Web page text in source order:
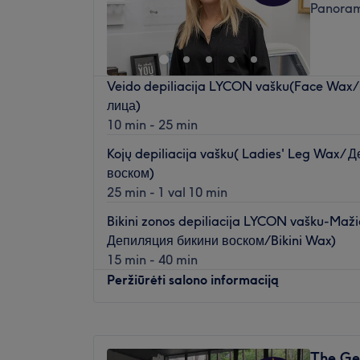
Šeštadienis
Uždaryta
Sekmadienis
Skirkite šiek tiek laiko sau ir pasirūpinkite
kuri yra įsikūrusi Vilniuje, Žvėryne.
Mikroadatinė terapija, autorinis veido
Artimiausias viešasis transportas:
Saloną lengva pasiekti autobusais: 22, 30,
(Žvėrynas).
Komanda:
kokybę ir nepriekaištingą aptarnavimą.
Atmosfera:rami ir profesionali.
Veido depiliacija LYCON vašku(Face
лица)
10 min - 25 min
Kojų depiliacija vašku( Ladies' Leg Wax/
воском)
25 min - 1 val 10 min
Bikini zonos depiliacija LYCON vašku-
Депиляция бикини воском/Bikini Wax)
15 min - 40 min
Peržiūrėti salono informaciją